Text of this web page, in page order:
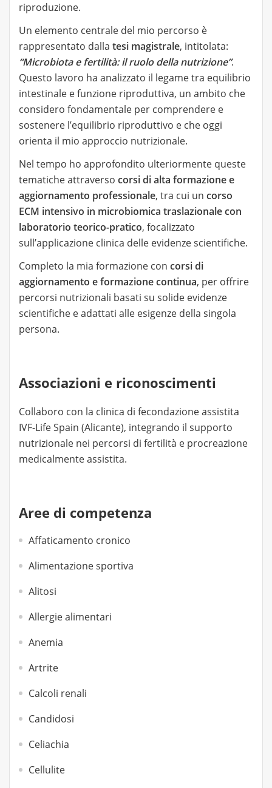
riproduzione.
Un elemento centrale del mio percorso è
rappresentato dalla tesi magistrale, intitolata:
“Microbiota e fertilità: il ruolo della nutrizione”.
Questo lavoro ha analizzato il legame tra equilibrio
intestinale e funzione riproduttiva, un ambito che
considero fondamentale per comprendere e
sostenere l’equilibrio riproduttivo e che oggi
orienta il mio approccio nutrizionale.
Nel tempo ho approfondito ulteriormente queste
tematiche attraverso corsi di alta formazione e
aggiornamento professionale, tra cui un corso
ECM intensivo in microbiomica traslazionale con
laboratorio teorico-pratico, focalizzato
sull’applicazione clinica delle evidenze scientifiche.
Completo la mia formazione con corsi di
aggiornamento e formazione continua, per offrire
percorsi nutrizionali basati su solide evidenze
scientifiche e adattati alle esigenze della singola
persona.
Associazioni e riconoscimenti
Collaboro con la clinica di fecondazione assistita
IVF-Life Spain (Alicante), integrando il supporto
nutrizionale nei percorsi di fertilità e procreazione
medicalmente assistita.
Aree di competenza
Affaticamento cronico
Alimentazione sportiva
Alitosi
Allergie alimentari
Anemia
Artrite
Calcoli renali
Candidosi
Celiachia
Cellulite